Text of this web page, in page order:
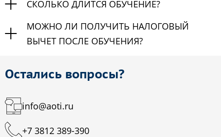
СКОЛЬКО ДЛИТСЯ ОБУЧЕНИЕ?
МОЖНО ЛИ ПОЛУЧИТЬ НАЛОГОВЫЙ
ВЫЧЕТ ПОСЛЕ ОБУЧЕНИЯ?
Остались вопросы?
info@aoti.ru
+7 3812 389-390